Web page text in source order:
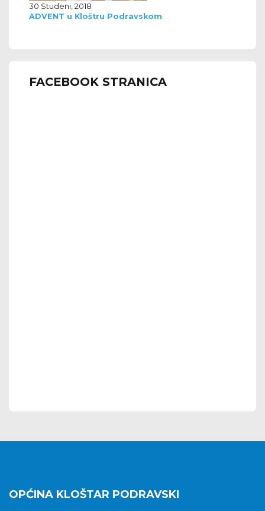
30 Studeni, 2018
ADVENT u Kloštru Podravskom
FACEBOOK STRANICA
OPĆINA KLOŠTAR PODRAVSKI